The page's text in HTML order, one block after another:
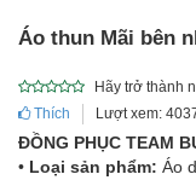
Áo thun Mãi bên
Hãy trở thành
Thích
Lượt xem:
ĐỒNG PHỤC TEAM
• Loại sản phẩm: Áo